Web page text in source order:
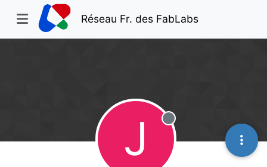
Réseau Fr. des FabLabs
J Hors-ligne